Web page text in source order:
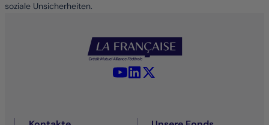
soziale Unsicherheiten.
YouTube - La Française
LinkedIn - La Française